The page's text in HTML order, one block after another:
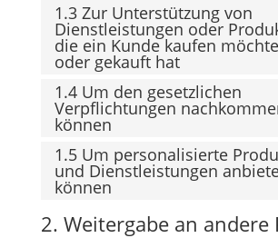
1.3 Zur Unterstützung von
Dienstleistungen oder
die ein Kunde kaufen möchte
oder gekauft hat
1.4 Um den gesetzlichen
Verpflichtungen
können
1.5 Um personalisierte
und Dienstleistungen
können
2. Weitergabe an andere